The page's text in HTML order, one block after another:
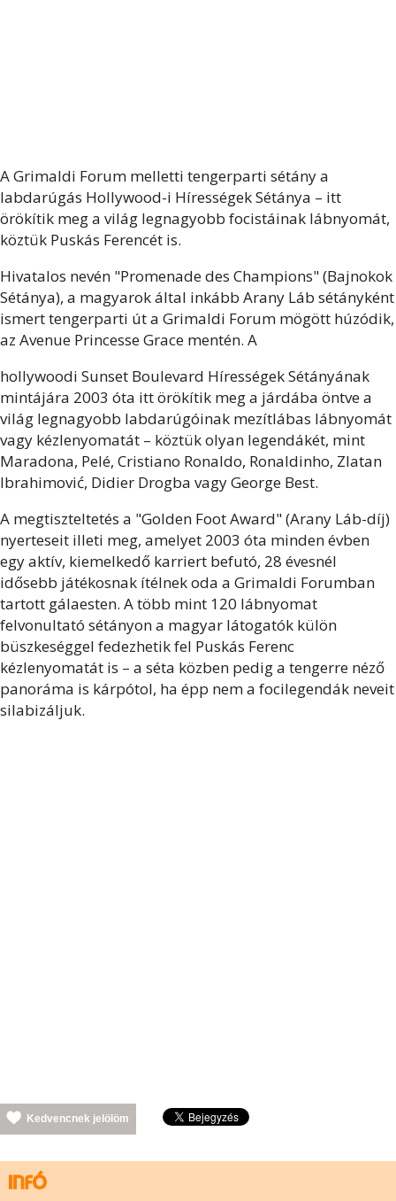
A Grimaldi Forum melletti tengerparti sétány a
labdarúgás Hollywood-i Hírességek Sétánya – itt
örökítik meg a világ legnagyobb focistáinak lábnyomát,
köztük Puskás Ferencét is.
Hivatalos nevén "Promenade des Champions" (Bajnokok
Sétánya), a magyarok által inkább Arany Láb sétányként
ismert tengerparti út a Grimaldi Forum mögött húzódik,
az Avenue Princesse Grace mentén. A
hollywoodi Sunset Boulevard Hírességek Sétányának
mintájára 2003 óta itt örökítik meg a járdába öntve a
világ legnagyobb labdarúgóinak mezítlábas lábnyomát
vagy kézlenyomatát – köztük olyan legendákét, mint
Maradona, Pelé, Cristiano Ronaldo, Ronaldinho, Zlatan
Ibrahimović, Didier Drogba vagy George Best.
A megtiszteltetés a "Golden Foot Award" (Arany Láb-díj)
nyerteseit illeti meg, amelyet 2003 óta minden évben
egy aktív, kiemelkedő karriert befutó, 28 évesnél
idősebb játékosnak ítélnek oda a Grimaldi Forumban
tartott gálaesten. A több mint 120 lábnyomat
felvonultató sétányon a magyar látogatók külön
büszkeséggel fedezhetik fel Puskás Ferenc
kézlenyomatát is – a séta közben pedig a tengerre néző
panoráma is kárpótol, ha épp nem a focilegendák neveit
silabizáljuk.
Kedvencnek jelölöm